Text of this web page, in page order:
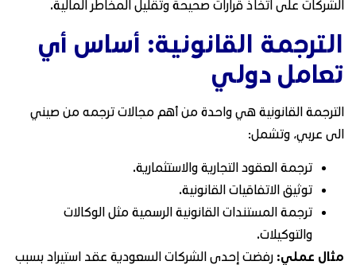
الشركات على اتخاذ قرارات صحيحة وتقليل المخاطر المالية.
الترجمة القانونية: أساس أي
تعامل دولي
الترجمة القانونية هي واحدة من أهم مجالات ترجمه من صيني
الى عربي، وتشمل:
ترجمة العقود التجارية والاستثمارية.
توثيق الاتفاقيات القانونية.
ترجمة المستندات القانونية الرسمية مثل الوكالات
والتوكيلات.
مثال عملي: رفضت إحدى الشركات السعودية عقد استيراد بسبب